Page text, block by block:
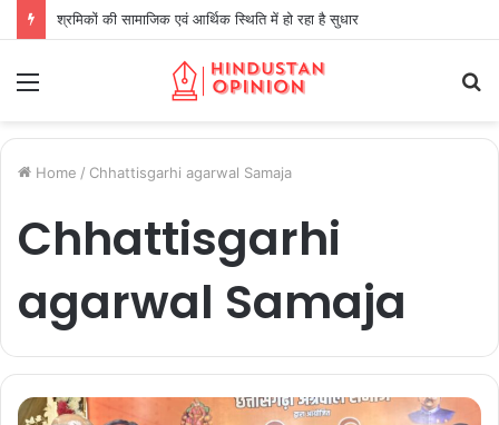
श्रमिकों की सामाजिक एवं आर्थिक स्थिति में हो रहा है सुधार
Home / Chhattisgarhi agarwal Samaja
Chhattisgarhi
agarwal Samaja